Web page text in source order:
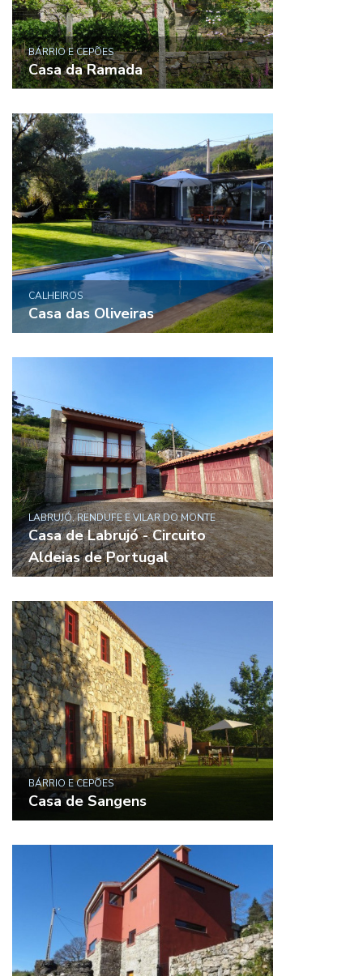
BÁRRIO E CEPÕES
Casa da Ramada
CALHEIROS
Casa das Oliveiras
LABRUJÓ, RENDUFE E VILAR DO MONTE
Casa de Labrujó - Circuito
Aldeias de Portugal
BÁRRIO E CEPÕES
Casa de Sangens